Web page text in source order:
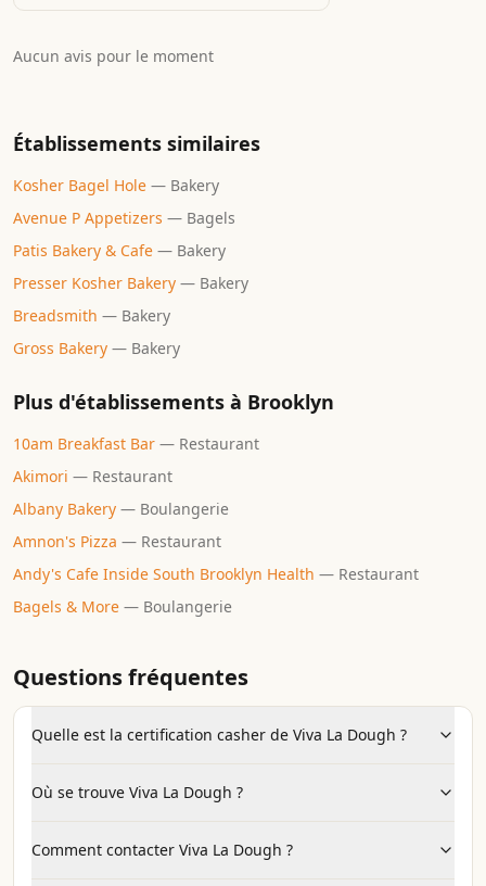
Aucun avis pour le moment
Établissements similaires
Kosher Bagel Hole — Bakery
Avenue P Appetizers — Bagels
Patis Bakery & Cafe — Bakery
Presser Kosher Bakery — Bakery
Breadsmith — Bakery
Gross Bakery — Bakery
Plus d'établissements à Brooklyn
10am Breakfast Bar — Restaurant
Akimori — Restaurant
Albany Bakery — Boulangerie
Amnon's Pizza — Restaurant
Andy's Cafe Inside South Brooklyn Health — Restaurant
Bagels & More — Boulangerie
Questions fréquentes
Quelle est la certification casher de Viva La Dough ?
Où se trouve Viva La Dough ?
Comment contacter Viva La Dough ?